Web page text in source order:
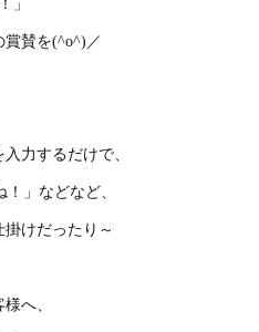
」
賛を(^o^)／
力するだけで、
」などなど、
けだったり～
へ、